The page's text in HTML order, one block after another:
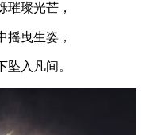
璀璨光芒，
摇曳生姿，
坠入凡间。